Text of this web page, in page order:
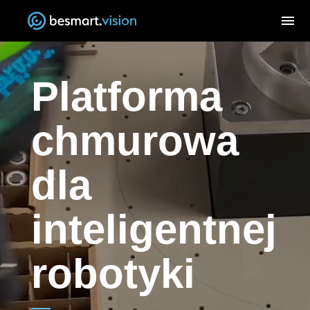
menu
Platforma
chmurowa
dla
inteligentnej
robotyki